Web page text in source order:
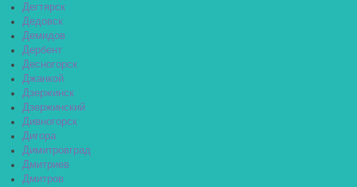
Дегтярск
Дедовск
Демидов
Дербент
Десногорск
Джанкой
Дзержинск
Дзержинский
Дивногорск
Дигора
Димитровград
Дмитриев
Дмитров